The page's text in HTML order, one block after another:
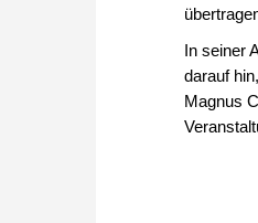
In seiner
darauf
Magnus